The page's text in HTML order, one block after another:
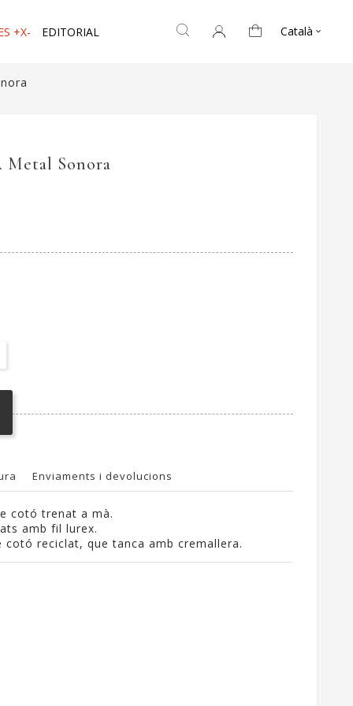
+X- EDITORIAL Català 
Metal Sonora
Enviaments i devolucions
cotó trenat a mà.
amb fil lurex.
cotó reciclat, que tanca amb cremallera.